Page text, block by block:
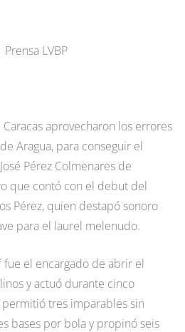
LVBP
Caracas aprovecharon los errores
Aragua, para conseguir el
Pérez Colmenares de
que contó con el debut del
Pérez, quien destapó sonoro
para el laurel melenudo.
fue el encargado de abrir el
y actuó durante cinco
tres imparables sin
bases por bola y propinó seis